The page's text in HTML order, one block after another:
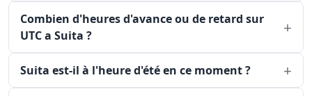
Combien d'heures d'avance ou de retard sur
UTC a Suita ?
Suita est-il à l'heure d'été en ce moment ?